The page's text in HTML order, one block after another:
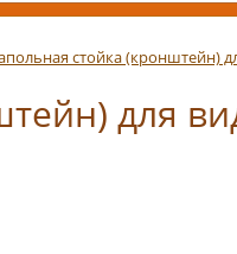
стойка (кронштейн)
для